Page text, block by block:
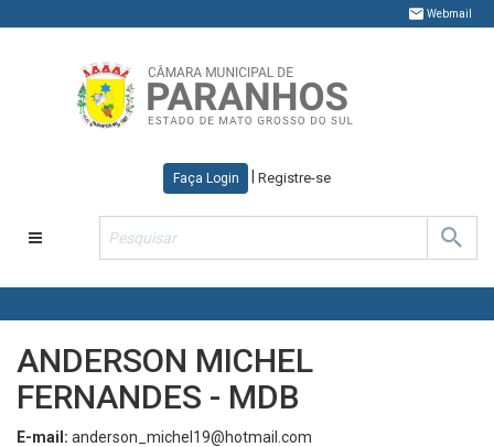
Webmail
Faça Login Registre-se
Toggle
navigation
ANDERSON MICHEL
FERNANDES - MDB
E-mail: anderson_michel19@hotmail.com